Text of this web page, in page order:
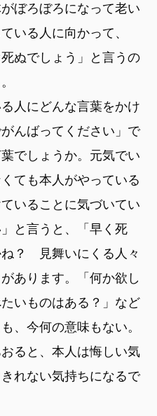
ぼろぼろになって老い
いる人に向かって、
ぬでしょう」と言うの
人にどんな言葉をかけ
んばってください」で
でしょうか。元気でい
ても本人がやっている
いることに気づいてい
と言うと、「早く死
？ 見舞いにくる人々
あります。「何か欲し
いものはある？」など
、今何の意味もない。
ると、本人は悔しい気
れない気持ちになるで